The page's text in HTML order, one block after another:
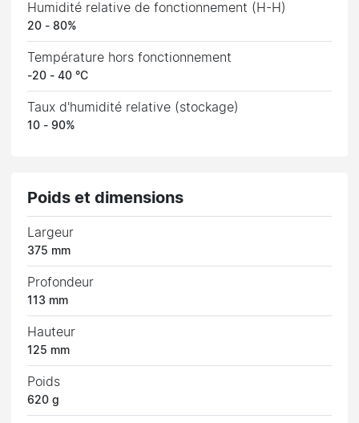
Humidité relative de fonctionnement (H-H)
20 - 80%
Température hors fonctionnement
-20 - 40 °C
Taux d'humidité relative (stockage)
10 - 90%
Poids et dimensions
Largeur
375 mm
Profondeur
113 mm
Hauteur
125 mm
Poids
620 g